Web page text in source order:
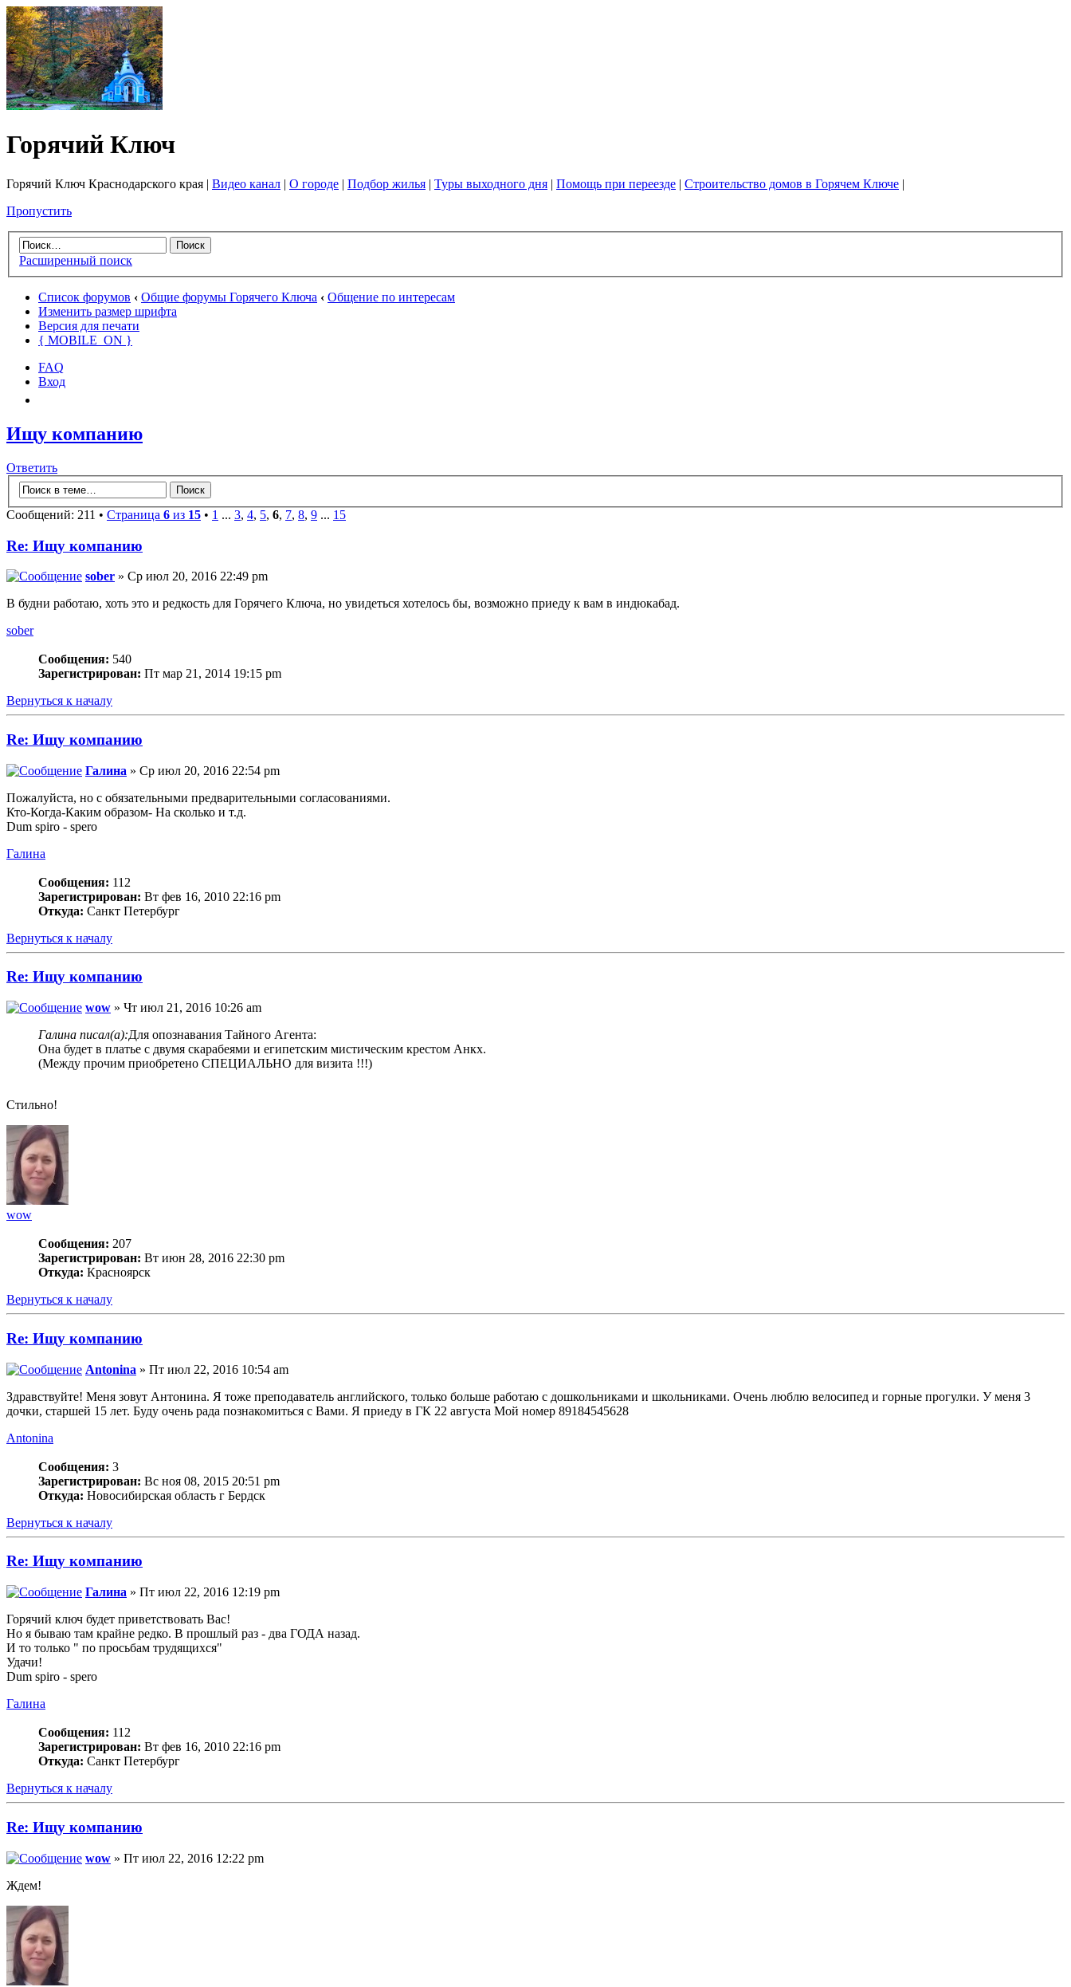
Горячий Ключ
Горячий Ключ Краснодарского края | Видео канал | О городе | Подбор жилья | Туры выходного дня | Помощь при переезде | Строительство домов в Горячем Ключе |
Пропустить
Расширенный поиск
Список форумов ‹ Общие форумы Горячего Ключа ‹ Общение по интересам
Изменить размер шрифта
Версия для печати
{ MOBILE_ON }
FAQ
Вход
Ищу компанию
Ответить
Сообщений: 211 • Страница 6 из 15 • 1 ... 3, 4, 5, 6, 7, 8, 9 ... 15
Re: Ищу компанию
sober » Ср июл 20, 2016 22:49 pm
В будни работаю, хоть это и редкость для Горячего Ключа, но увидеться хотелось бы, возможно приеду к вам в индюкабад.
sober
Сообщения: 540
Зарегистрирован: Пт мар 21, 2014 19:15 pm
Вернуться к началу
Re: Ищу компанию
Галина » Ср июл 20, 2016 22:54 pm
Пожалуйста, но с обязательными предварительными согласованиями.
Кто-Когда-Каким образом- На сколько и т.д.
Dum spiro - spero
Галина
Сообщения: 112
Зарегистрирован: Вт фев 16, 2010 22:16 pm
Откуда: Санкт Петербург
Вернуться к началу
Re: Ищу компанию
wow » Чт июл 21, 2016 10:26 am
Галина писал(а):Для опознавания Тайного Агента:
Она будет в платье с двумя скарабеями и египетским мистическим крестом Анкх.
(Между прочим приобретено СПЕЦИАЛЬНО для визита !!!)
Стильно!
wow
Сообщения: 207
Зарегистрирован: Вт июн 28, 2016 22:30 pm
Откуда: Красноярск
Вернуться к началу
Re: Ищу компанию
Antonina » Пт июл 22, 2016 10:54 am
Здравствуйте! Меня зовут Антонина. Я тоже преподаватель английского, только больше работаю с дошкольниками и школьниками. Очень люблю велосипед и горные прогулки. У меня 3
дочки, старшей 15 лет. Буду очень рада познакомиться с Вами. Я приеду в ГК 22 августа Мой номер 89184545628
Antonina
Сообщения: 3
Зарегистрирован: Вс ноя 08, 2015 20:51 pm
Откуда: Новосибирская область г Бердск
Вернуться к началу
Re: Ищу компанию
Галина » Пт июл 22, 2016 12:19 pm
Горячий ключ будет приветствовать Вас!
Но я бываю там крайне редко. В прошлый раз - два ГОДА назад.
И то только " по просьбам трудящихся"
Удачи!
Dum spiro - spero
Галина
Сообщения: 112
Зарегистрирован: Вт фев 16, 2010 22:16 pm
Откуда: Санкт Петербург
Вернуться к началу
Re: Ищу компанию
wow » Пт июл 22, 2016 12:22 pm
Ждем!